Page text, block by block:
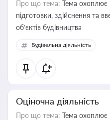
Про що тема: Тема охоплює
підготовки, здійснення та
об’єктів будівництва
Будівельна діяльність
Оціночна діяльність
Про що тема: Тема охоплює